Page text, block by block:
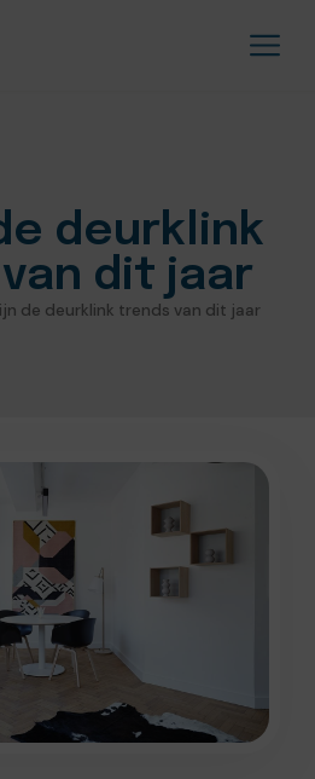
deurklink
dit jaar
de deurklink trends van dit jaar